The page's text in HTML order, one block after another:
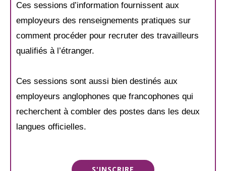
Ces sessions d’information fournissent aux
employeurs des renseignements pratiques sur
comment procéder pour recruter des travailleurs
qualifiés à l’étranger.
Ces sessions sont aussi bien destinés aux
employeurs anglophones que francophones qui
recherchent à combler des postes dans les deux
langues officielles.